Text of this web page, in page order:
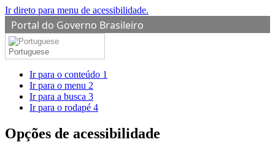
Ir direto para menu de acessibilidade.
Portal do Governo Brasileiro
Portuguese
Ir para o conteúdo 1
Ir para o menu 2
Ir para a busca 3
Ir para o rodapé 4
Opções de acessibilidade